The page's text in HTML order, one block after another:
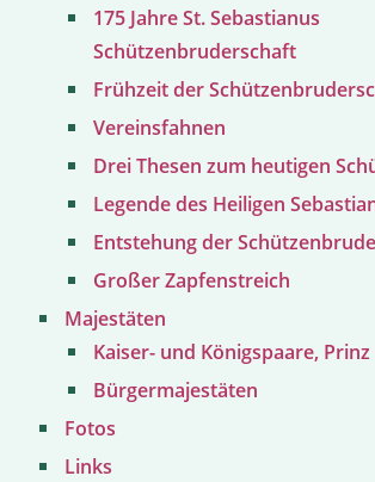
175 Jahre St. Sebastianus
Schützenbruderschaft
Frühzeit der
Vereinsfahnen
Drei Thesen zum heutigen
Legende des Heiligen
Entstehung der
Großer Zapfenstreich
Majestäten
Kaiser- und Königspaare, Prinz
Bürgermajestäten
Fotos
Links